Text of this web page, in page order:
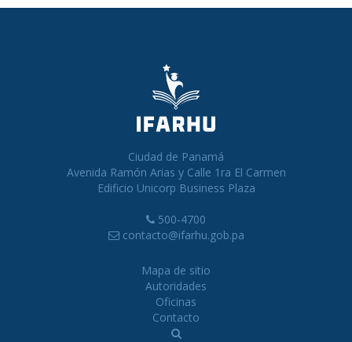
Ciudad de Panamá
Avenida Ramón Arias y Calle 1ra El Carmen
Edificio Unicorp Business Plaza
500-4700
contacto@ifarhu.gob.pa
Mapa de sitio
Autoridades
Oficinas
Contacto